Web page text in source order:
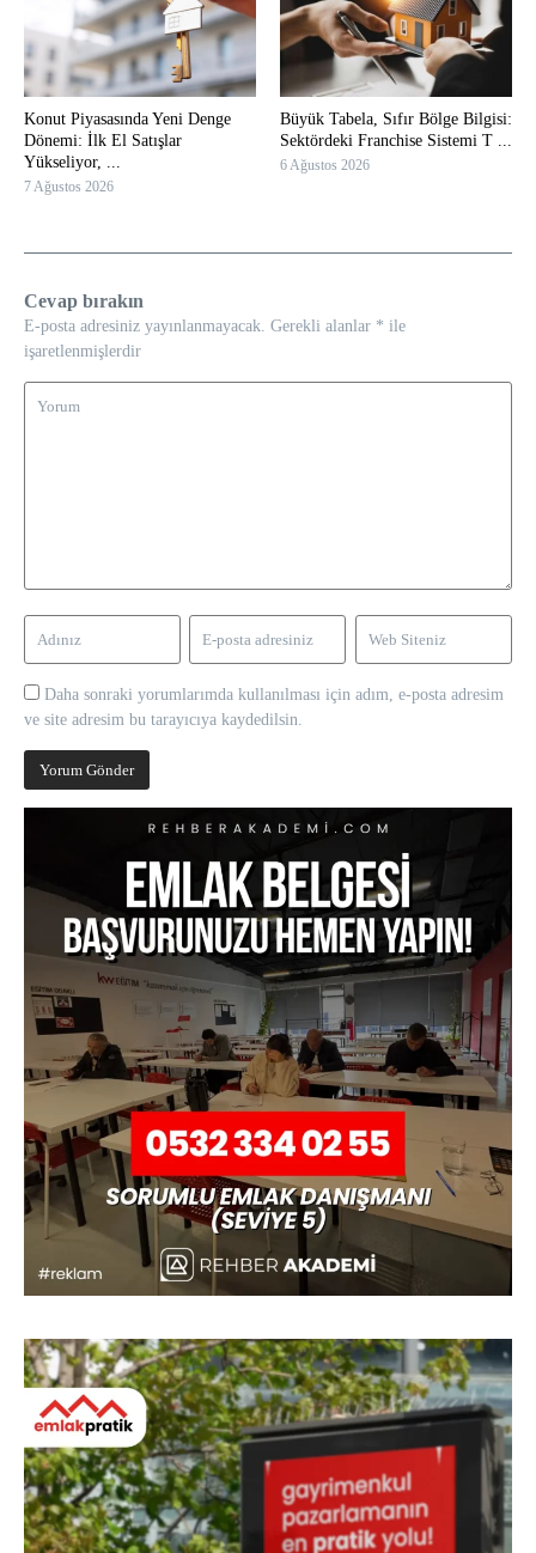
Konut Piyasasında Yeni Denge
Dönemi: İlk El Satışlar
Yükseliyor, ...
7 Ağustos 2026
Büyük Tabela, Sıfır Bölge Bilgisi:
Sektördeki Franchise Sistemi T ...
6 Ağustos 2026
Cevap bırakın
E-posta adresiniz yayınlanmayacak. Gerekli alanlar * ile
işaretlenmişlerdir
Daha sonraki yorumlarımda kullanılması için adım, e-posta adresim
ve site adresim bu tarayıcıya kaydedilsin.